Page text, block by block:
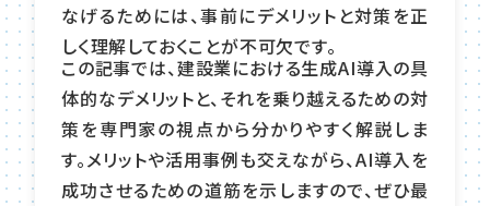
なげるためには、事前にデメリットと対策を正
しく理解しておくことが不可欠です。
この記事では、建設業における生成AI導入の具
体的なデメリットと、それを乗り越えるための対
策を専門家の視点から分かりやすく解説しま
す。メリットや活用事例も交えながら、AI導入を
成功させるための道筋を示しますので、ぜひ最